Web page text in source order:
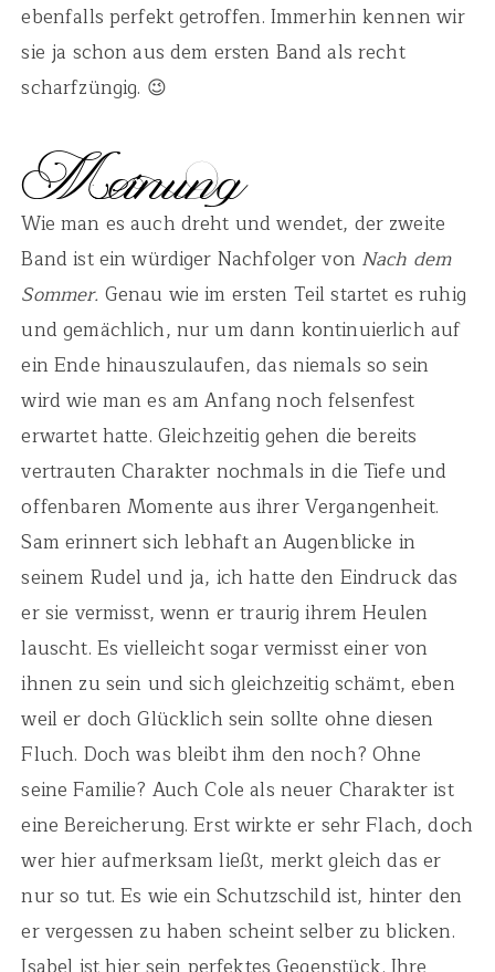
ebenfalls perfekt getroffen. Immerhin kennen wir
sie ja schon aus dem ersten Band als recht
scharfzüngig. 😉
Wie man es auch dreht und wendet, der zweite
Band ist ein würdiger Nachfolger von Nach dem
Sommer. Genau wie im ersten Teil startet es ruhig
und gemächlich, nur um dann kontinuierlich auf
ein Ende hinauszulaufen, das niemals so sein
wird wie man es am Anfang noch felsenfest
erwartet hatte. Gleichzeitig gehen die bereits
vertrauten Charakter nochmals in die Tiefe und
offenbaren Momente aus ihrer Vergangenheit.
Sam erinnert sich lebhaft an Augenblicke in
seinem Rudel und ja, ich hatte den Eindruck das
er sie vermisst, wenn er traurig ihrem Heulen
lauscht. Es vielleicht sogar vermisst einer von
ihnen zu sein und sich gleichzeitig schämt, eben
weil er doch Glücklich sein sollte ohne diesen
Fluch. Doch was bleibt ihm den noch? Ohne
seine Familie? Auch Cole als neuer Charakter ist
eine Bereicherung. Erst wirkte er sehr Flach, doch
wer hier aufmerksam ließt, merkt gleich das er
nur so tut. Es wie ein Schutzschild ist, hinter den
er vergessen zu haben scheint selber zu blicken.